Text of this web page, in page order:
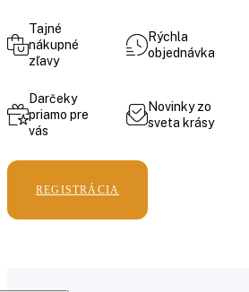
Tajné
nákupné
zľavy
Rýchla
objednávka
Darčeky
priamo pre
vás
Novinky zo
sveta krásy
REGISTRÁCIA